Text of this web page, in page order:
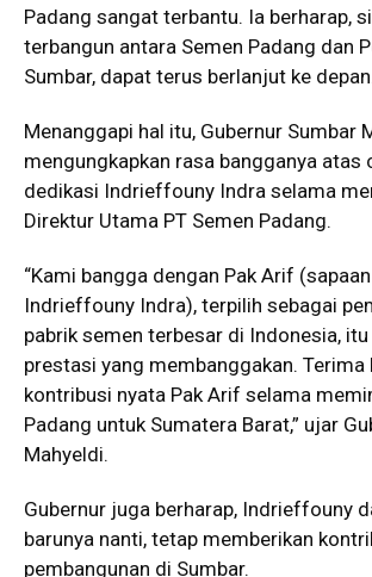
Padang sangat terbantu. Ia berharap,
terbangun antara Semen Padang dan
Sumbar, dapat terus berlanjut ke
Menanggapi hal itu, Gubernur Sumbar
mengungkapkan rasa bangganya atas
dedikasi Indrieffouny Indra selama
Direktur Utama PT Semen Padang.
“Kami bangga dengan Pak Arif
Indrieffouny Indra), terpilih sebagai
pabrik semen terbesar di Indonesia, itu
prestasi yang membanggakan. Terima
kontribusi nyata Pak Arif selama
Padang untuk Sumatera Barat,” ujar
Mahyeldi.
Gubernur juga berharap, Indrieffouny
barunya nanti, tetap memberikan
pembangunan di Sumbar.